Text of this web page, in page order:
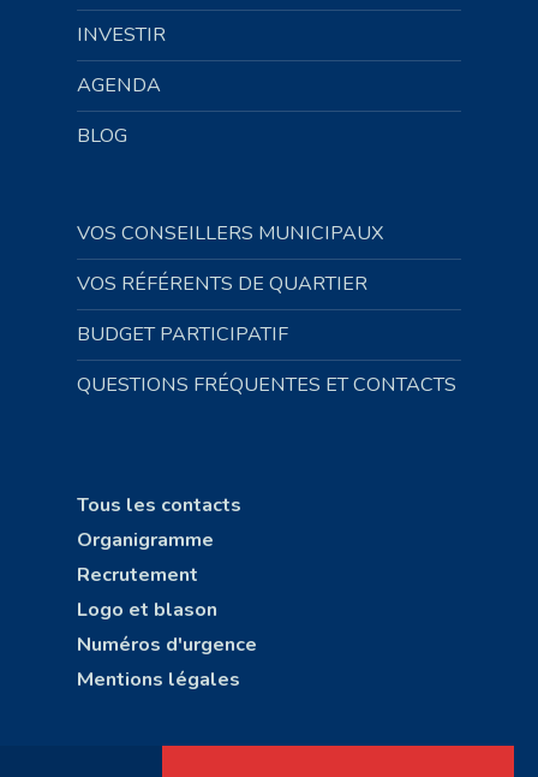
INVESTIR
AGENDA
BLOG
VOS CONSEILLERS MUNICIPAUX
VOS RÉFÉRENTS DE QUARTIER
BUDGET PARTICIPATIF
QUESTIONS FRÉQUENTES ET CONTACTS
Tous les contacts
Organigramme
Recrutement
Logo et blason
Numéros d'urgence
Mentions légales